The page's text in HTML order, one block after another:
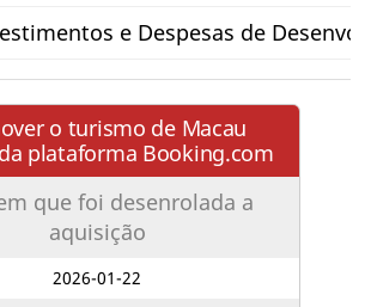
e Despesas de
o turismo de Macau
plataforma Booking.com
que foi desenrolada a
aquisição
2026-01-22